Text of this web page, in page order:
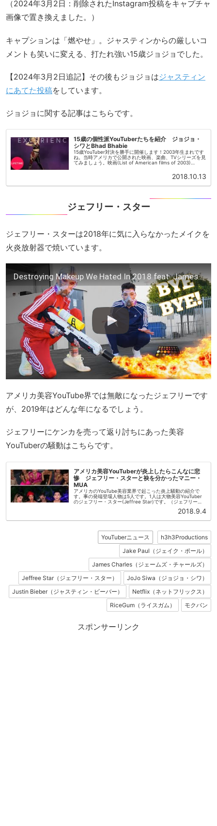
（2024年3月2日：削除されたInstagram投稿をキャプチャ
画像で置き換えました。）
キャプションは「燃やせ」。ジャスティンからの厳しいコ
メントも笑いに変える、打たれ強い15歳ジョジョでした。
【2024年3月2日追記】その後もジョジョはジャスティン
にあてた投稿をしています。
ジョジョに関する記事はこちらです。
15歳の個性派YouTuberたちを紹介 ジョジョ・
シワとBhad Bhabie
15歳YouTuber対決を勝手に開催します！2003年生まれです
ね。当時アメリカで公開された映画、楽曲、TVシリーズを見
てみましょう。映画(List of American films of 2003)
2018.10.13
ジェフリー・スター
ジェフリー・スターは2018年に気に入らなかったメイクを
火炎放射器で焼いています。
Destroying Makeup We Hated In 2018 feat. James Charles
アメリカ美容YouTube界では無敵になったジェフリーです
が、2019年はどんな年になるでしょう。
ジェフリーにケンカを売って返り討ちにあった美容
YouTuberの騒動はこちらです。
アメリカ美容YouTuberが炎上したらこんなに悲
惨 ジェフリー・スターと袂を分かったマニー・
MUA
アメリカのYouTube美容業界で起こった炎上騒動の紹介で
す。事の発端登場人物は5人です。1人は大物美容YouTuber
のジェフリー・スター(Jeffree Star)です。（ジェフリーに
2018.9.4
YouTuberニュース
h3h3Productions
Jake Paul（ジェイク・ポール）
James Charles（ジェームズ・チャールズ）
Jeffree Star（ジェフリー・スター）
JoJo Siwa（ジョジョ・シワ）
Justin Bieber（ジャスティン・ビーバー）
Netflix（ネットフリックス）
RiceGum（ライスガム）
モクバン
スポンサーリンク